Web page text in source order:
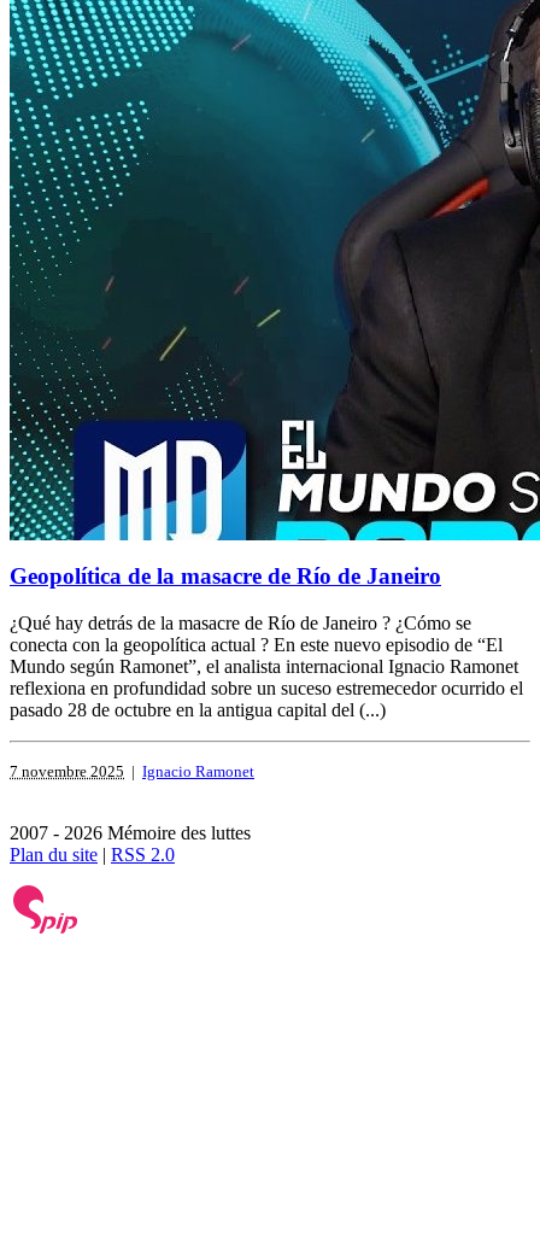
Geopolítica de la masacre de Río de Janeiro
¿Qué hay detrás de la masacre de Río de Janeiro ? ¿Cómo se
conecta con la geopolítica actual ? En este nuevo episodio de “El
Mundo según Ramonet”, el analista internacional Ignacio Ramonet
reflexiona en profundidad sobre un suceso estremecedor ocurrido el
pasado 28 de octubre en la antigua capital del (...)
7 novembre 2025 | Ignacio Ramonet
2007 - 2026 Mémoire des luttes
Plan du site | RSS 2.0